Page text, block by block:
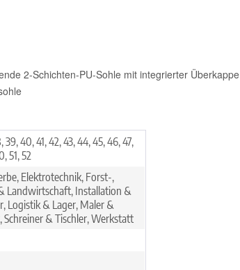
2-Schichten-PU-Sohle mit integrierter Überkappe
39, 40, 41, 42, 43, 44, 45, 46, 47,
51, 52
Elektrotechnik, Forst-,
Landwirtschaft, Installation &
Logistik & Lager, Maler &
Schreiner & Tischler, Werkstatt